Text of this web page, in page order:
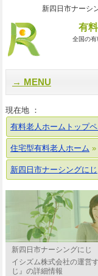
新四日市ナーシ
有
全国の
MENU
現在地 ：
有料老人ホームトップ
住宅型有料老人ホーム
新四日市ナーシングにじ
新四日市ナーシングにじ
イシズム株式会社の運営
じ』の詳細情報